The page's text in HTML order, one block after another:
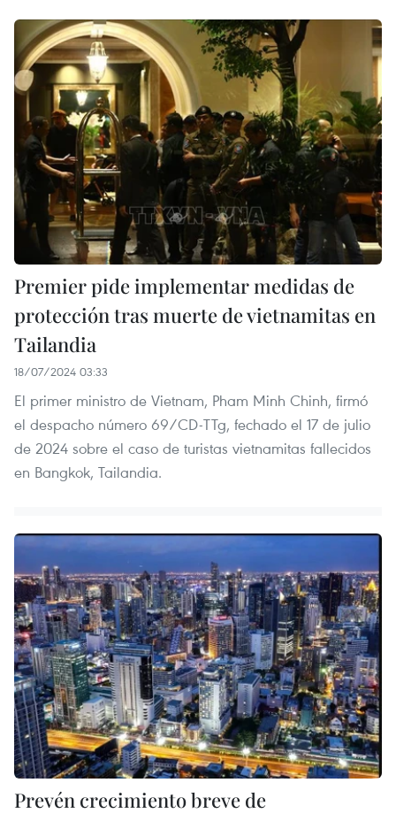
Premier pide implementar medidas de
protección tras muerte de vietnamitas en
Tailandia
18/07/2024 03:33
El primer ministro de Vietnam, Pham Minh Chinh, firmó
el despacho número 69/CD-TTg, fechado el 17 de julio
de 2024 sobre el caso de turistas vietnamitas fallecidos
en Bangkok, Tailandia.
Prevén crecimiento breve de